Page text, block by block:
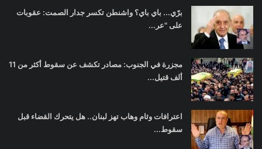
برّي... باي باي؟ واشنطن تكسر جدار الصمت: عقوبات
على "عر...
مجزرة في الجنوب: مصادر تكشف عن سقوط أكثر من 11
ألف قتيل...
اعترافات وئام وهاب تهز لبنان.. هل يتحرك القضاء قبل
سقوط...